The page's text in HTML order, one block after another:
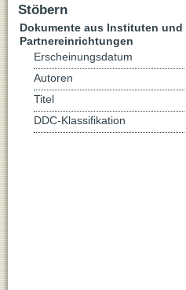
Stöbern
Dokumente aus Instituten und
Partnereinrichtungen
Erscheinungsdatum
Autoren
Titel
DDC-Klassifikation